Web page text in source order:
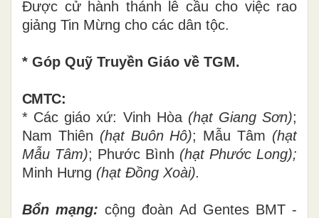
Được cử hành thánh lễ cầu cho việc rao
giảng Tin Mừng cho các dân tộc.
* Góp Quỹ Truyền Giáo về TGM.
CMTC:
* Các giáo xứ: Vinh Hòa (hạt Giang Sơn);
Nam Thiên (hạt Buôn Hô); Mẫu Tâm (hạt
Mẫu Tâm); Phước Bình (hạt Phước Long);
Minh Hưng (hạt Đồng Xoài).
Bổn mạng: cộng đoàn Ad Gentes BMT -